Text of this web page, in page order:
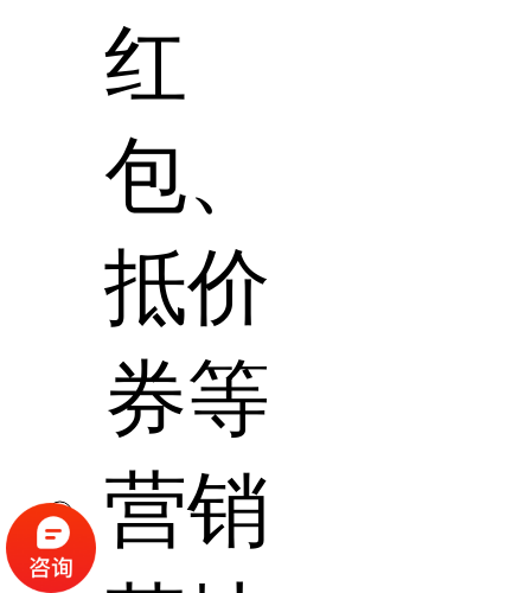
红
包、
抵价
券等
营销